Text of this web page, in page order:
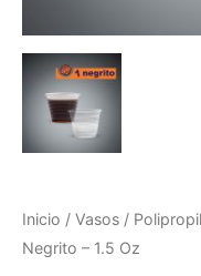
Inicio / Vasos /
Negrito – 1.5 Oz